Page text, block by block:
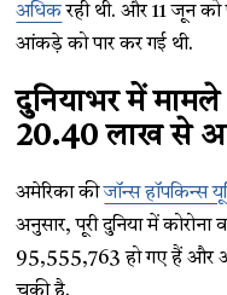
अधिकरही थी. और 11 जून को
आंकड़े को पार कर गई थी.
दुनियाभर में
20.40 लाख से
अमेरिका कीजॉन्स हॉपकिन्स
अनुसार, पूरी दुनिया में
95,555,763 हो गए हैं और
चुकी है.